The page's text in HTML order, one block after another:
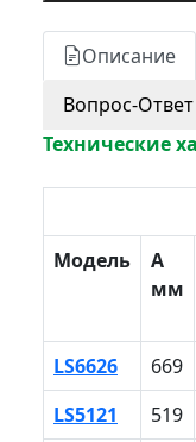
Описание
Вопрос-Ответ
Технические
Модель
A
мм
LS6626 669
LS5121
519